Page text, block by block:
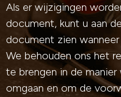
Als er wijzigingen
document, kunt u aan
document zien
We behouden ons het
te brengen in de
omgaan en om de